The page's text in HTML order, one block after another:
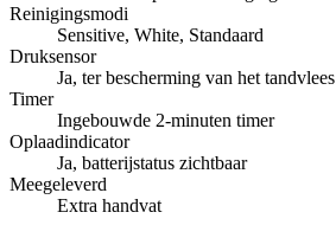
Reinigingsmodi
Sensitive, White, Standaard
Druksensor
Ja, ter bescherming van het tandvlees
Timer
Ingebouwde 2-minuten timer
Oplaadindicator
Ja, batterijstatus zichtbaar
Meegeleverd
Extra handvat